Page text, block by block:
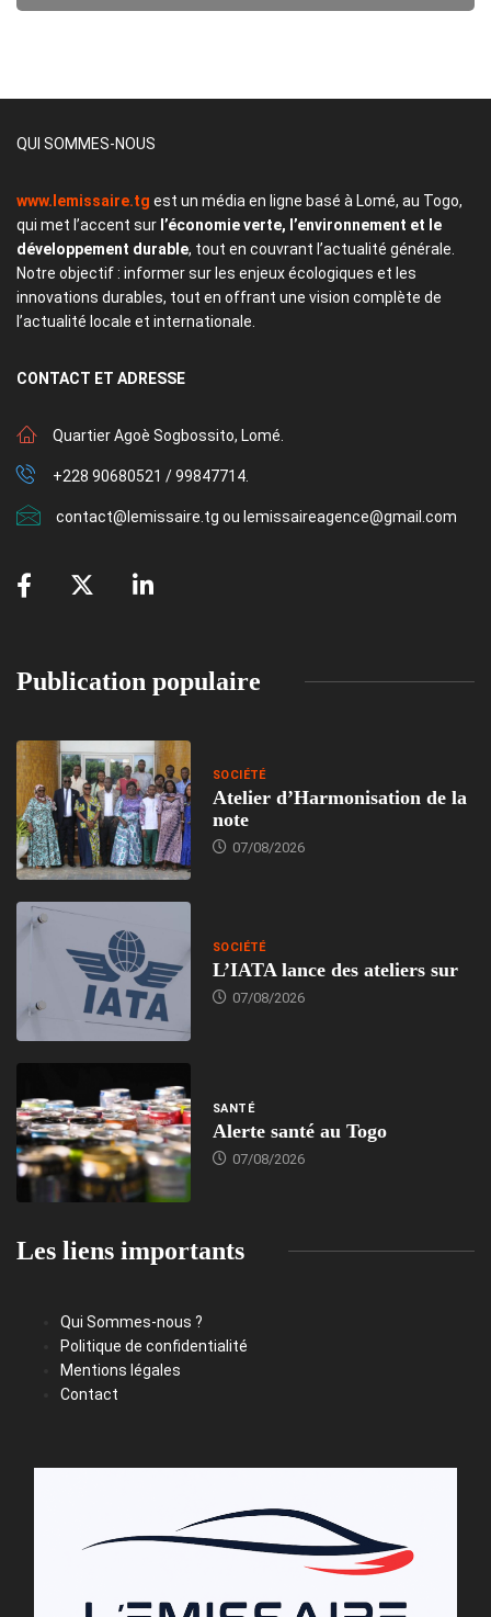
QUI SOMMES-NOUS
www.lemissaire.tg est un média en ligne basé à Lomé, au Togo,
qui met l’accent sur l’économie verte, l’environnement et le
développement durable, tout en couvrant l’actualité générale.
Notre objectif : informer sur les enjeux écologiques et les
innovations durables, tout en offrant une vision complète de
l’actualité locale et internationale.
CONTACT ET ADRESSE
Quartier Agoè Sogbossito, Lomé.
+228 90680521 / 99847714.
contact@lemissaire.tg ou lemissaireagence@gmail.com
Publication populaire
SOCIÉTÉ
Atelier d’Harmonisation de la
note
07/08/2026
SOCIÉTÉ
L’IATA lance des ateliers sur
07/08/2026
SANTÉ
Alerte santé au Togo
07/08/2026
Les liens importants
Qui Sommes-nous ?
Politique de confidentialité
Mentions légales
Contact